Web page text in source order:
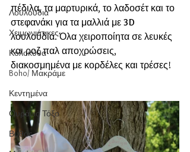
Λουλούδια
Χειμωνιάτικες
Κολοκύθα
Boho/ Μακράμε
Κεντημένα
Ουράνιο Τόξο
Βυθός
πέδιλα, τα μαρτυρικά, το λαδοσέτ και το
στεφανάκι για τα μαλλιά με 3D
λουλούδια. Όλα χειροποίητα σε λευκές
και ροζ παλ αποχρώσεις,
διακοσμημένα με κορδέλες και τρέσες!